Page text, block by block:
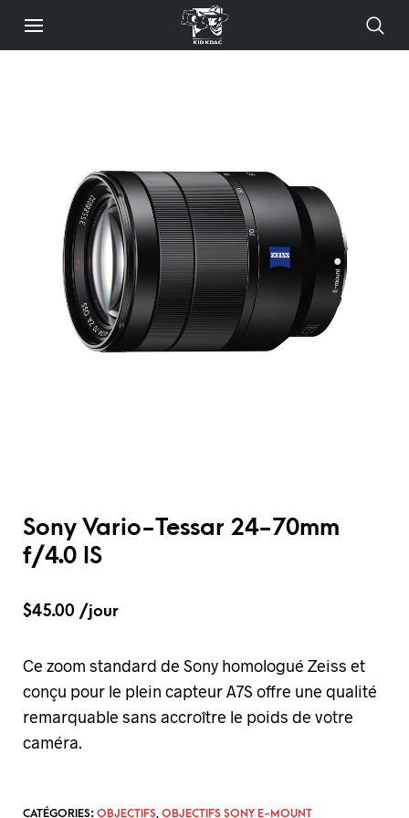
Sony Vario-Tessar 24-70mm
f/4.0 IS
$45.00 /jour
Ce zoom standard de Sony homologué Zeiss et
conçu pour le plein capteur A7S offre une qualité
remarquable sans accroître le poids de votre
caméra.
CATÉGORIES: OBJECTIFS, OBJECTIFS SONY E-MOUNT